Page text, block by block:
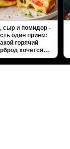
сыр и помидор -
один прием:
горячий
хочется…